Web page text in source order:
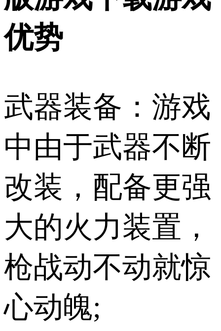
优势
武器装备：游戏
中由于武器不断
改装，配备更强
大的火力装置，
枪战动不动就惊
心动魄;